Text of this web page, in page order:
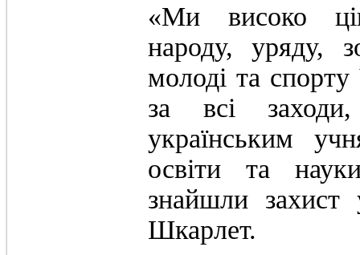
«Ми високо
народу, уряду,
молоді та
за всі
українським
освіти та
знайшли захист
Шкарлет.